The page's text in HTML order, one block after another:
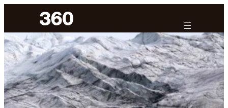
de
inhoud